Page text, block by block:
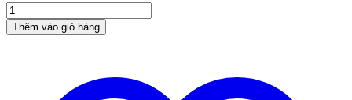
Dầu
gội
Goldwell
Thêm vào giỏ hàng